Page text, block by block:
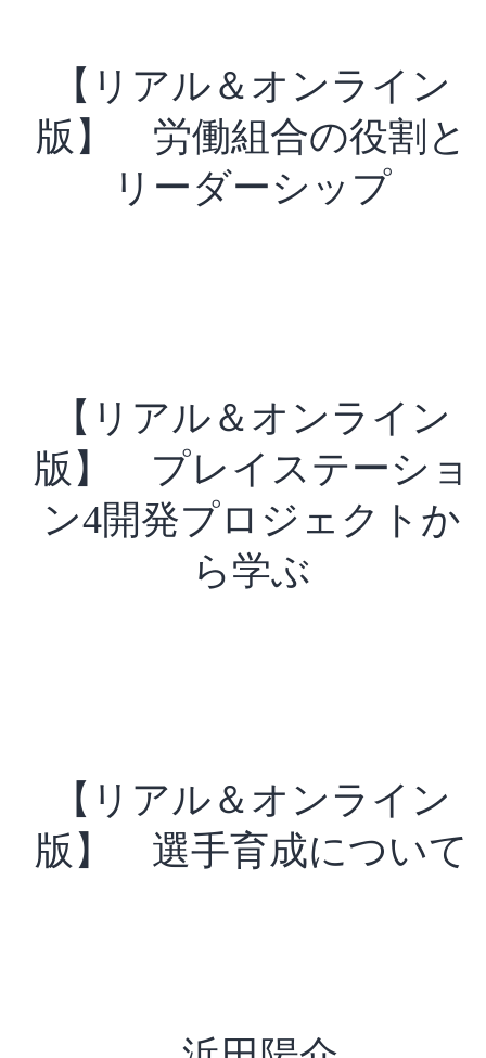
【リアル＆オンライン
版】 労働組合の役割と
リーダーシップ
【リアル＆オンライン
版】 プレイステーショ
ン4開発プロジェクトか
ら学ぶ
【リアル＆オンライン
版】 選手育成について